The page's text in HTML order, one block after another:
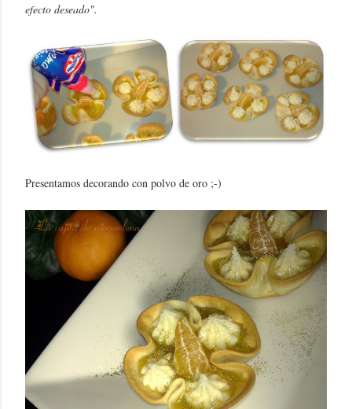
efecto deseado".
Presentamos decorando con polvo de oro ;-)